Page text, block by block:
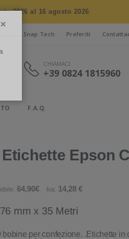
2026 al 16 agosto 2026
Snap Tech Preferiti
CHIAMACI
+39 0824 1815960
F.A.Q.
Etichette Epson
64,90€ Iva: 14,28 €
mm x 35 Metri
per confezione. .Etichette in
×